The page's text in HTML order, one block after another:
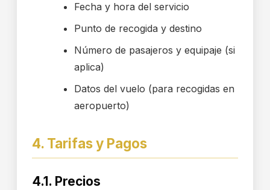
Fecha y hora del servicio
Punto de recogida y destino
Número de pasajeros y equipaje (si
aplica)
Datos del vuelo (para recogidas en
aeropuerto)
4. Tarifas y Pagos
4.1. Precios